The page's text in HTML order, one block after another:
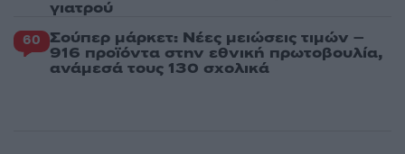
γιατρού
60 Σούπερ μάρκετ: Νέες μειώσεις τιμών –
916 προϊόντα στην εθνική πρωτοβουλία,
ανάμεσά τους 130 σχολικά